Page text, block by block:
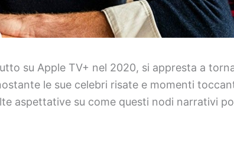
su Apple TV+ nel 2020, si appresta a
le sue celebri risate e momenti
aspettative su come questi nodi narrativi